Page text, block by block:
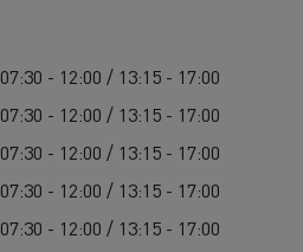
07:30 - 12:00 / 13:15 - 17:00
07:30 - 12:00 / 13:15 - 17:00
07:30 - 12:00 / 13:15 - 17:00
07:30 - 12:00 / 13:15 - 17:00
07:30 - 12:00 / 13:15 - 17:00